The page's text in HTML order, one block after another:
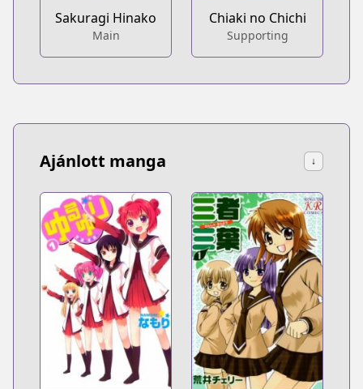
Sakuragi Hinako
Main
Chiaki no Chichi
Supporting
Ajánlott manga ↓